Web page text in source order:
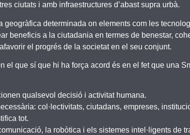
ciutats i amb infraestructures d’abast supra urbà.
determinada on elements com les
beneficis a la ciutadania en termes de benestar,
el progrés de la societat en el seu conjunt.
que sí que hi ha força acord és en el fet que una
qualsevol decisió i activitat humana.
col·lectivitats, ciutadans, empreses,
tot.
la robòtica i els sistemes intel·ligents de